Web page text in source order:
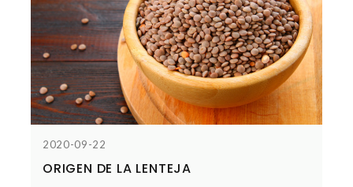
2020-09-22
ORIGEN DE LA LENTEJA